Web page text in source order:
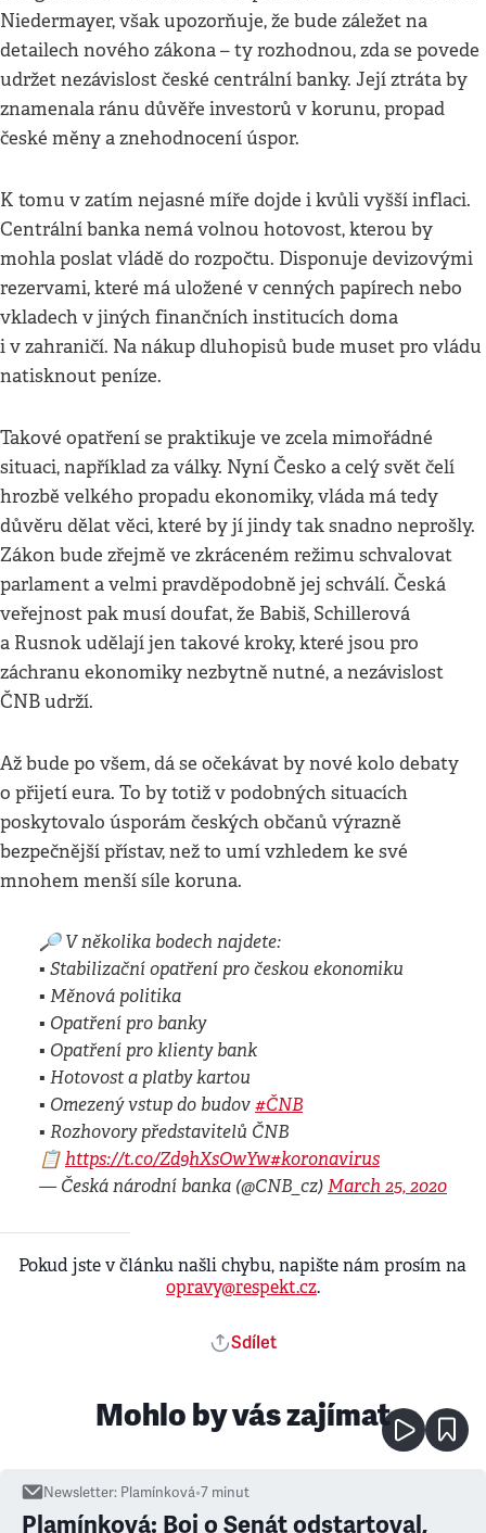
Niedermayer, však upozorňuje, že bude záležet na
detailech nového zákona – ty rozhodnou, zda se povede
udržet nezávislost české centrální banky. Její ztráta by
znamenala ránu důvěře investorů v korunu, propad
české měny a znehodnocení úspor.
K tomu v zatím nejasné míře dojde i kvůli vyšší inflaci.
Centrální banka nemá volnou hotovost, kterou by
mohla poslat vládě do rozpočtu. Disponuje devizovými
rezervami, které má uložené v cenných papírech nebo
vkladech v jiných finančních institucích doma
i v zahraničí. Na nákup dluhopisů bude muset pro vládu
natisknout peníze.
Takové opatření se praktikuje ve zcela mimořádné
situaci, například za války. Nyní Česko a celý svět čelí
hrozbě velkého propadu ekonomiky, vláda má tedy
důvěru dělat věci, které by jí jindy tak snadno neprošly.
Zákon bude zřejmě ve zkráceném režimu schvalovat
parlament a velmi pravděpodobně jej schválí. Česká
veřejnost pak musí doufat, že Babiš, Schillerová
a Rusnok udělají jen takové kroky, které jsou pro
záchranu ekonomiky nezbytně nutné, a nezávislost
ČNB udrží.
Až bude po všem, dá se očekávat by nové kolo debaty
o přijetí eura. To by totiž v podobných situacích
poskytovalo úsporám českých občanů výrazně
bezpečnější přístav, než to umí vzhledem ke své
mnohem menší síle koruna.
🔎 V několika bodech najdete:
▪️ Stabilizační opatření pro českou ekonomiku
▪️ Měnová politika
▪️ Opatření pro banky
▪️ Opatření pro klienty bank
▪️ Hotovost a platby kartou
▪️ Omezený vstup do budov#ČNB
▪️ Rozhovory představitelů ČNB
📋https://t.co/Zd9hXsOwYw#koronavirus
— Česká národní banka (@CNB_cz)March 25, 2020
Pokud jste v článku našli chybu, napište nám prosím na
opravy@respekt.cz.
Sdílet
Mohlo by vás zajímat
Newsletter: Plamínková•7 minut
Plamínková: Boj o Senát odstartoval,